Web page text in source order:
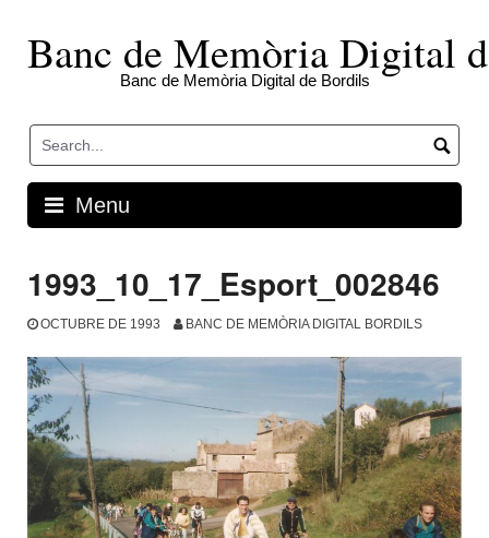
contentBanc de Memòria Digital
Banc de Memòria Digital de Bordils
Menu
1993_10_17_Esport_002846
OCTUBRE DE 1993 BANC DE MEMÒRIA DIGITAL BORDILS